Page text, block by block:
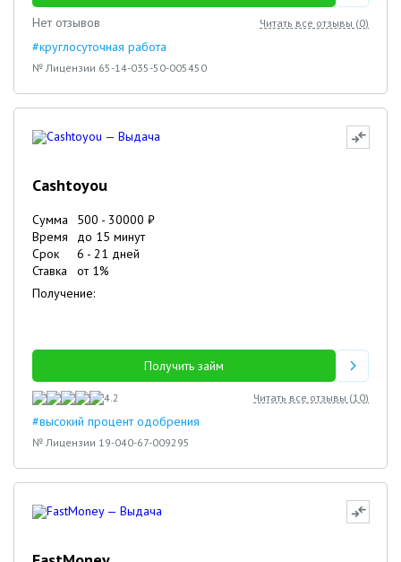
Нет отзывов
Читать все отзывы (0)
#круглосуточная работа
№ Лицензии 65-14-035-50-005450
Cashtoyou
Сумма 500 - 30000 ₽
Время
до 15 минут
Срок
6 - 21 дней
Ставка
от 1%
Получение:
Получить займ
4.2 Читать все отзывы (10)
#высокий процент одобрения
№ Лицензии 19-040-67-009295